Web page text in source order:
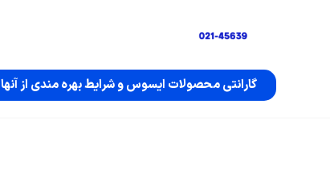
گارانتی محصولات ایسوس و شرایط بهره مندی از آنها